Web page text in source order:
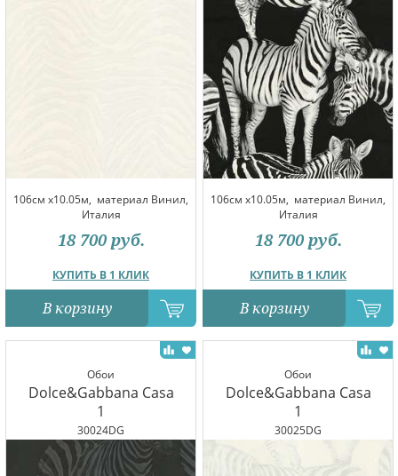
106см x10.05м, материал Винил,
Италия
КУПИТЬ В 1 КЛИК
18 700 руб.
В корзину
106см x10.05м, материал Винил,
Италия
КУПИТЬ В 1 КЛИК
18 700 руб.
В корзину
Обои
Dolce&Gabbana Casa
1
30024DG
Обои
Dolce&Gabbana Casa
1
30025DG